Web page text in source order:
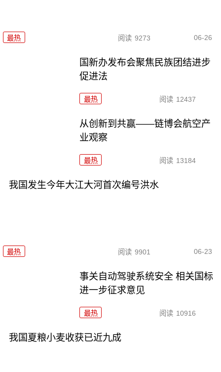
最热 阅读 9273 06-26
国新办发布会聚焦民族团结进步
促进法
最热 阅读 12437
从创新到共赢——链博会航空产
业观察
最热 阅读 13184
我国发生今年大江大河首次编号洪水
最热 阅读 9901 06-23
事关自动驾驶系统安全 相关国标
进一步征求意见
最热 阅读 10916
我国夏粮小麦收获已近九成